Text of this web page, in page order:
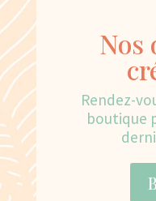
Nos
Rendez-
boutique